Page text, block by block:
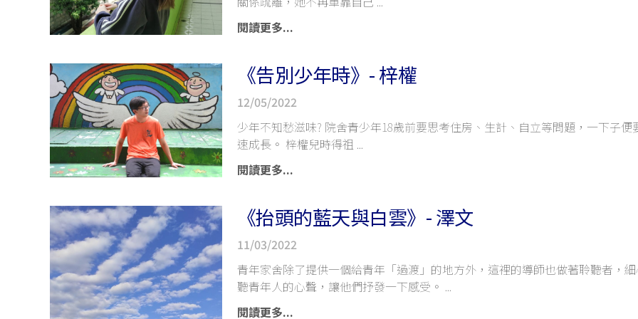
閱讀更多...
《告別少年時》- 梓權
12/05/2022
少年不知愁滋味? 院舍青少年18歲前要思考住房、生計、自立等問題，一下子便
速成長。 梓權兒時得祖
閱讀更多...
《抬頭的藍天與白雲》- 澤文
11/03/2022
青年家舍除了提供一個給青年「過渡」的地方外，這裡的導師也做著聆聽者，
聽青年人的心聲，讓他們抒發一下感受。
閱讀更多...